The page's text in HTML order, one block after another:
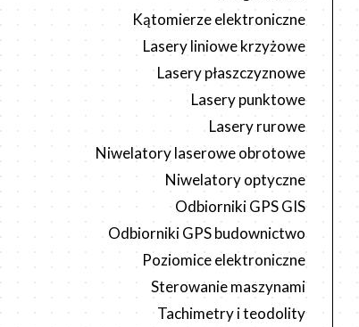
Kątomierze elektroniczne
Lasery liniowe krzyżowe
Lasery płaszczyznowe
Lasery punktowe
Lasery rurowe
Niwelatory laserowe obrotowe
Niwelatory optyczne
Odbiorniki GPS GIS
Odbiorniki GPS budownictwo
Poziomice elektroniczne
Sterowanie maszynami
Tachimetry i teodolity